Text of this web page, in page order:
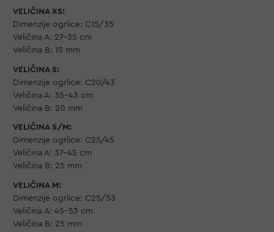
VELIČINA XS:
Dimenzije ogrlice: C15/35
Veličina A: 27-35 cm
Veličina B: 15 mm
VELIČINA S:
Dimenzije ogrlice: C20/43
Veličina A: 35-43 cm
Veličina B: 20 mm
VELIČINA S/M:
Dimenzije ogrlice: C25/45
Veličina A: 37-45 cm
Veličina B: 25 mm
VELIČINA M:
Dimenzije ogrlice: C25/53
Veličina A: 45-53 cm
Veličina B: 25 mm